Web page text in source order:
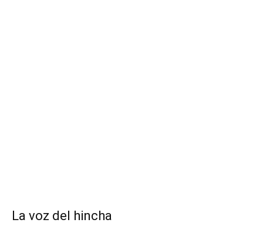
La voz del hincha